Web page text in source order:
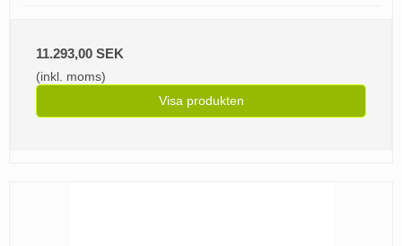
11.293,00 SEK
(inkl. moms)
Visa produkten